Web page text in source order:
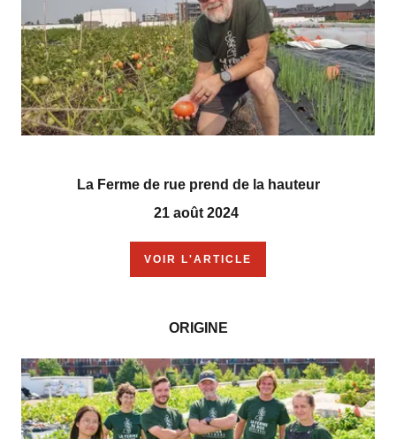
La Ferme de rue prend de la hauteur
21 août 2024
VOIR L'ARTICLE
ORIGINE